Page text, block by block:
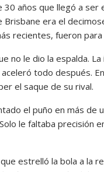
años que llegó a
era el
recientes, fueron para
no le dio la espalda.
todo después.
el saque de su rival.
el puño en más
le faltaba precisión
estrelló la bola a la